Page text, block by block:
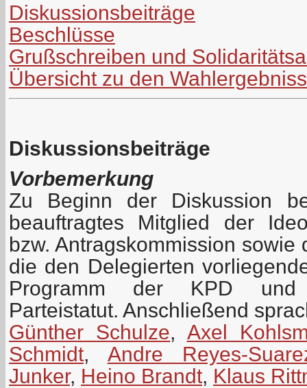
Diskussionsbeiträge
Beschlüsse
Grußschreiben und
Übersicht zu den
Diskussionsbeiträge
Vorbemerkung
Zu Beginn der Diskussion
beauftragtes Mitglied der
bzw. Antragskommission sowie
die den Delegierten
Programm der KPD und
Parteistatut. Anschließend
Günther Schulze, Axel
Schmidt, Andre Reyes-
Junker, Heino Brandt, Klaus